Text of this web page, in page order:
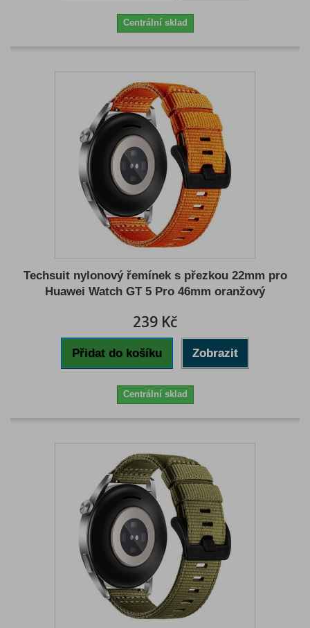
Centrální sklad
Techsuit nylonový řemínek s přezkou 22mm pro
Huawei Watch GT 5 Pro 46mm oranžový
239 Kč
Přidat do košíku Zobrazit
Centrální sklad